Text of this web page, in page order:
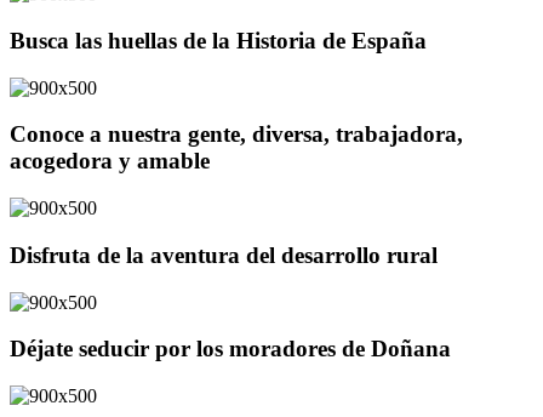
Busca las huellas de la Historia de España
Conoce a nuestra gente, diversa, trabajadora,
acogedora y amable
Disfruta de la aventura del desarrollo rural
Déjate seducir por los moradores de Doñana